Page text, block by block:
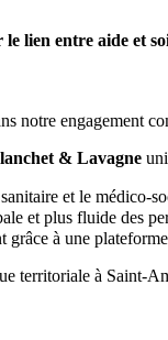
lien entre aide et
notre engagement
& Lavagne
et le médico-
et plus fluide des
à une
territoriale à Saint-